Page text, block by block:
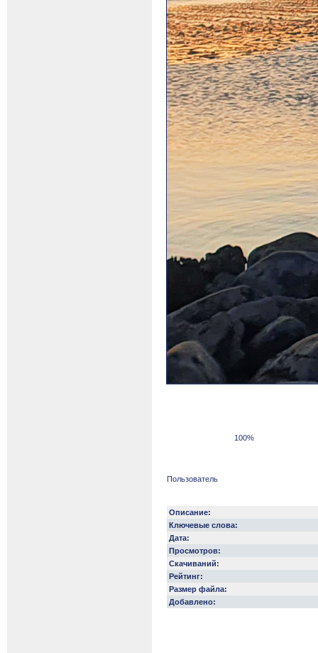
100%
Пользователь
Описание:
Ключевые слова:
Дата:
Просмотров:
Скачиваний:
Рейтинг:
Размер файла:
Добавлено: